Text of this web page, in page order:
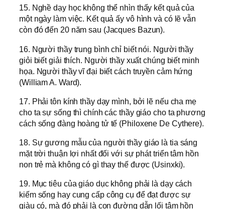
15. Nghề dạy học không thể nhìn thấy kết quả của
một ngày làm việc. Kết quả ấy vô hình và có lẽ vẫn
còn đó đến 20 năm sau (Jacques Bazun).
16. Người thầy trung bình chỉ biết nói. Người thầy
giỏi biết giải thích. Người thầy xuất chúng biết minh
họa. Người thầy vĩ đại biết cách truyền cảm hứng
(William A. Ward).
17. Phải tôn kính thầy dạy mình, bởi lẽ nếu cha mẹ
cho ta sự sống thì chính các thầy giáo cho ta phương
cách sống đàng hoàng tử tế (Philoxene De Cythere).
18. Sự gương mẫu của người thầy giáo là tia sáng
mặt trời thuận lợi nhất đối với sự phát triển tâm hồn
non trẻ mà không có gì thay thế được (Usinxki).
19. Mục tiêu của giáo dục không phải là dạy cách
kiếm sống hay cung cấp công cụ để đạt được sự
giàu có, mà đó phải là con đường dẫn lối tâm hồn